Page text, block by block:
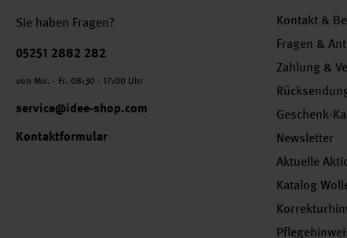
Sie haben Fragen?
Telefonnummer
05251 2882 282
von Mo. - Fr. 08:30 - 17:00 Uhr
service@idee-shop.com
Kontaktformular
Kontakt &
Fragen &
Zahlung &
Geschenk-
Newsletter
Aktuelle
Katalog